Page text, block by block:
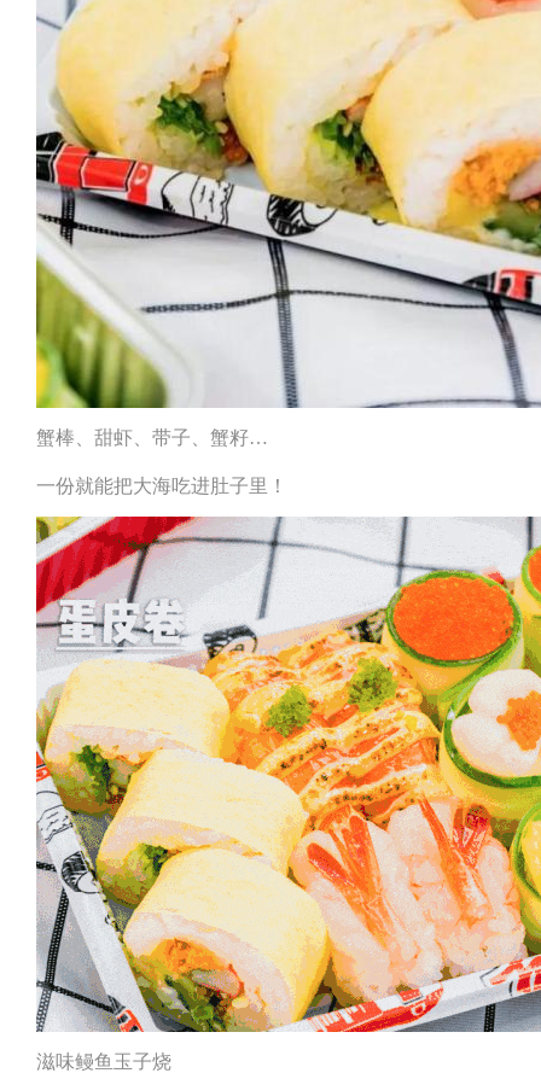
蟹棒、甜虾、带子、蟹籽…
一份就能把大海吃进肚子里！
滋味鳗鱼玉子烧